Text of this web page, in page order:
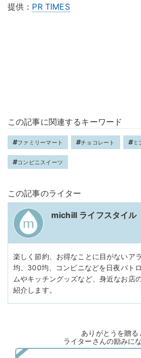
提供： PR TIMES
この記事に関連するキーワード
ファミリーマート チョコレート ミ
コンビニスイーツ
この記事のライター
michill ライフスタイル
楽しく節約、お得なことに目がないア
均、300均、コンビニなどを日夜パト
ムやキッチングッズなど、身近なお店
紹介します。
ありがとうを贈る
ライターさんの励みに